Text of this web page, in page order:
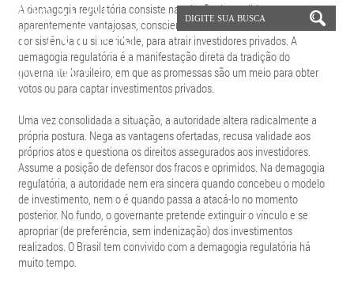
A demagogia regulatória consiste na adoção de medidas
aparentemente vantajosas, conscientemente destituídas de
consistência ou sinceridade, para atrair investidores privados. A
demagogia regulatória é a manifestação direta da tradição do
governante brasileiro, em que as promessas são um meio para obter
votos ou para captar investimentos privados.
Uma vez consolidada a situação, a autoridade altera radicalmente a
própria postura. Nega as vantagens ofertadas, recusa validade aos
próprios atos e questiona os direitos assegurados aos investidores.
Assume a posição de defensor dos fracos e oprimidos. Na demagogia
regulatória, a autoridade nem era sincera quando concebeu o modelo
de investimento, nem o é quando passa a atacá-lo no momento
posterior. No fundo, o governante pretende extinguir o vínculo e se
apropriar (de preferência, sem indenização) dos investimentos
realizados. O Brasil tem convivido com a demagogia regulatória há
muito tempo.